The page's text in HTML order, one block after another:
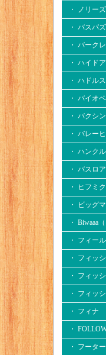
・ ノリーズ
・ バスパ
・ バーク
・ ハイド
・ ハドル
・ バイオ
・ バクシ
・ バレー
・ ハンクル
・ バスロア
・ ヒフミ
・ ビッグ
・ Biwaaa
・ フィー
・ フィッ
・ フィッ
・ フィッ
・ フィナ
・
・ フータ